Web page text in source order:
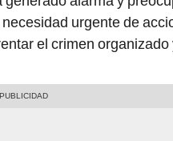
urgente de
el crimen